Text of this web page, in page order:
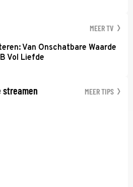
MEER TV
Van Onschatbare Waarde
Vol Liefde
streamen MEER TIPS